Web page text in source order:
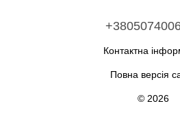
Контактна
Повна версія
© 2026